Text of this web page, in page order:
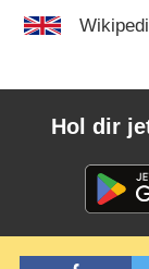
Hol dir